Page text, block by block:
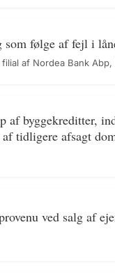
som følge af fejl i
af Nordea Bank Abp,
af byggekreditter,
tidligere afsagt
ved salg af